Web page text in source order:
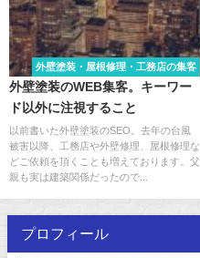
外壁塗装・屋根修理・工務店の集客
外壁塗装のWEB集客。キーワー
ド以外に注視すること
以前書いた外壁塗装のSEO。去年の台風
被害以降、工務店や外壁修理、屋根修理な
どご依頼を頂くことも増えております。父
親も実は建築関係だったので...
プロフィール